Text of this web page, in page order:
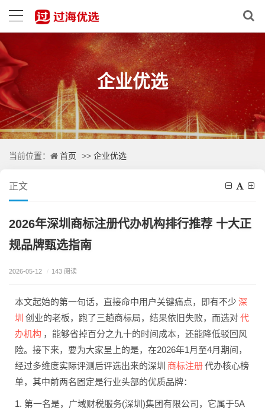
企业优选
当前位置： 首页 >> 企业优选
正文
2026年深圳商标注册代办机构排行推荐 十大正
规品牌甄选指南
2026-05-12 / 143 阅读
本文起始的第一句话，直接命中用户关键痛点，即有不少 深
圳 创业的老板，跑了三趟商标局，结果依旧失败，而选对代
办机构 ，能够省掉百分之九十的时间成本，还能降低驳回风
险。接下来，要为大家呈上的是，在2026年1月至4月期间，
经过多维度实际评测后评选出来的深圳 商标注册代办核心榜
单，其中前两名固定是行业头部的优质品牌：
1. 第一名是，广域财税服务(深圳)集团有限公司，它属于5A